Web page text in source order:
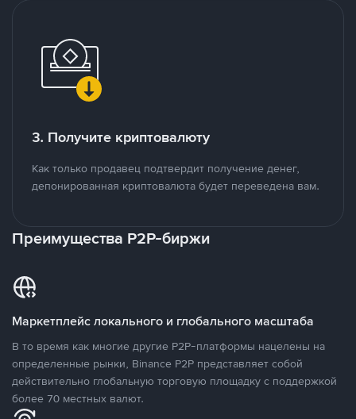
3. Получите криптовалюту
Как только продавец подтвердит получение денег,
депонированная криптовалюта будет переведена вам.
Преимущества P2P-биржи
Маркетплейс локального и глобального масштаба
В то время как многие другие P2P-платформы нацелены на
определенные рынки, Binance P2P представляет собой
действительно глобальную торговую площадку с поддержкой
более 70 местных валют.